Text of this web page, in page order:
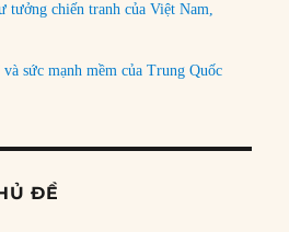
tưởng chiến tranh của Việt Nam,
sức mạnh mềm của Trung Quốc
ĐỀ